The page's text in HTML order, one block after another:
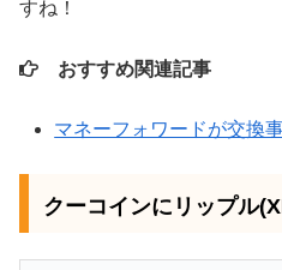
すね！
おすすめ関連記事
マネーフォワードが交換
クーコインにリップル